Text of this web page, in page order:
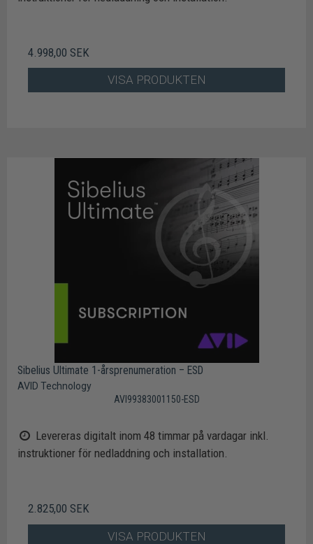
4.998,00 SEK
VISA PRODUKTEN
Sibelius Ultimate 1-årsprenumeration – ESD
AVID Technology
AVI99383001150-ESD
Levereras digitalt inom 48 timmar på vardagar inkl.
instruktioner för nedladdning och installation.
2.825,00 SEK
VISA PRODUKTEN